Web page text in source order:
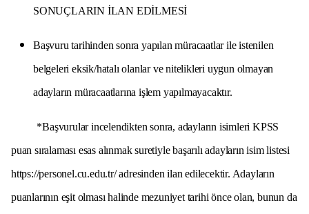
SONUÇLARIN İLAN EDİLMESİ
Başvuru tarihinden sonra yapılan müracaatlar ile istenilen
belgeleri eksik/hatalı olanlar ve nitelikleri uygun olmayan
adayların müracaatlarına işlem yapılmayacaktır.
*Başvurular incelendikten sonra, adayların isimleri KPSS
puan sıralaması esas alınmak suretiyle başarılı adayların isim listesi
https://personel.cu.edu.tr/adresinden ilan edilecektir. Adayların
puanlarının eşit olması halinde mezuniyet tarihi önce olan, bunun da